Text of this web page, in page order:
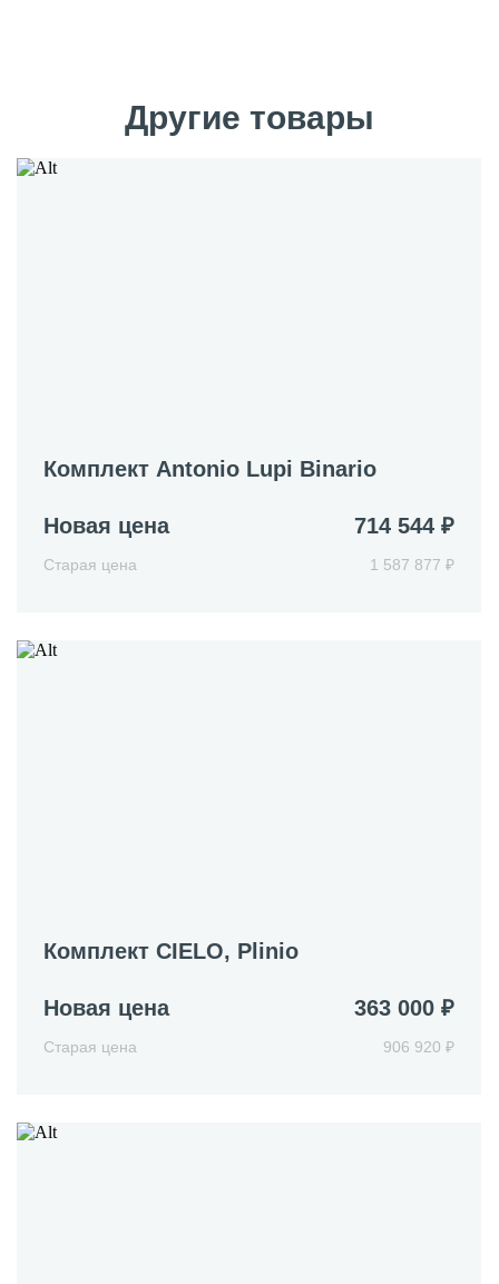
Другие товары
Комплект Antonio Lupi Binario
Новая цена 714 544 ₽
Старая цена 1 587 877 ₽
Комплект CIELO, Plinio
Новая цена 363 000 ₽
Старая цена 906 920 ₽